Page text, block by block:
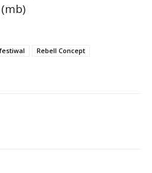
festiwal
Rebell Concept